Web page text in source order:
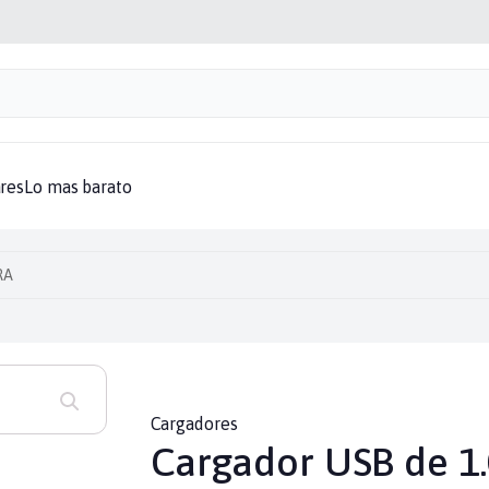
Lo mas barato
Cargadores
Cargador USB de